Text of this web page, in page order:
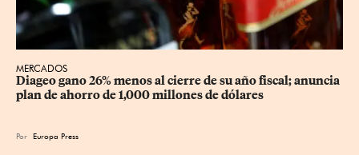
MERCADOS
Diageo gano 26% menos al cierre de su año fiscal; anuncia
plan de ahorro de 1,000 millones de dólares
Por Europa Press